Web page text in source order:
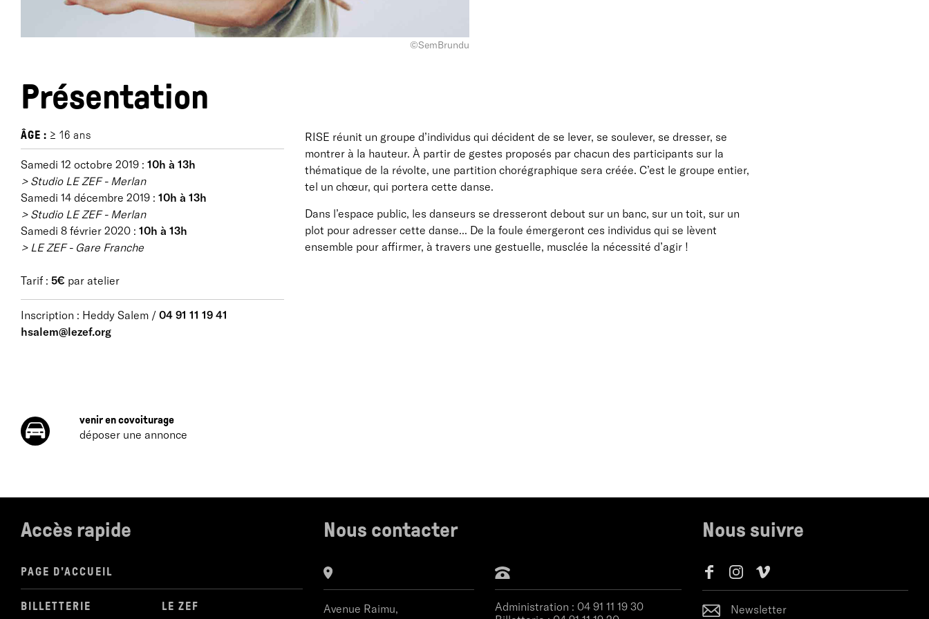
©SemBrundu
Présentation
RISE réunit un groupe d’individus qui décident de se lever, se soulever, se dresser, se
montrer à la hauteur. À partir de gestes proposés par chacun des participants sur la
thématique de la révolte, une partition chorégraphique sera créée. C’est le groupe entier,
tel un chœur, qui portera cette danse.
Dans l’espace public, les danseurs se dresseront debout sur un banc, sur un toit, sur un
plot pour adresser cette danse... De la foule émergeront ces individus qui se lèvent
ensemble pour affirmer, à travers une gestuelle, musclée la nécessité d’agir !
ÂGE : ≥ 16 ans
Samedi 12 octobre 2019 : 10h à 13h
> Studio LE ZEF - Merlan
Samedi 14 décembre 2019 :10h à 13h
> Studio LE ZEF - Merlan
Samedi 8 février 2020 :10h à 13h
> LE ZEF - Gare Franche
Tarif :5€ par atelier
Inscription : Heddy Salem /04 91 11 19 41
hsalem@lezef.org
venir en covoiturage
déposer une annonce
Accès rapide
PAGE D'ACCUEIL
BILLETTERIE LE ZEF
Nous contacter
Avenue Raimu,
Administration : 04 91 11 19 30
Nous suivre
Newsletter